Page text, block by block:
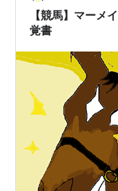
【競馬】マーメ
覚書